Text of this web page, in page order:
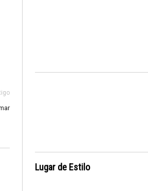
Lugar de Estilo